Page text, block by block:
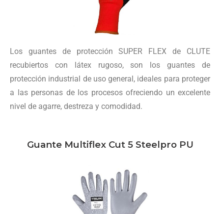
Los guantes de protección SUPER FLEX de CLUTE
recubiertos con látex rugoso, son los guantes de
protección industrial de uso general, ideales para proteger
a las personas de los procesos ofreciendo un excelente
nivel de agarre, destreza y comodidad.
Guante Multiflex Cut 5 Steelpro PU